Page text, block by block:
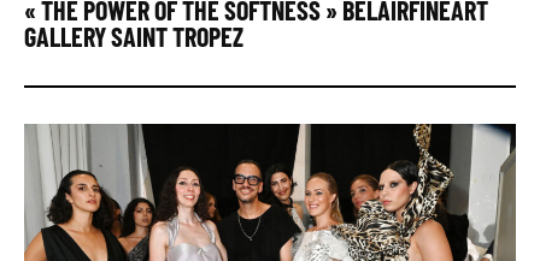
« THE POWER OF THE SOFTNESS » BELAIRFINEART
GALLERY SAINT TROPEZ